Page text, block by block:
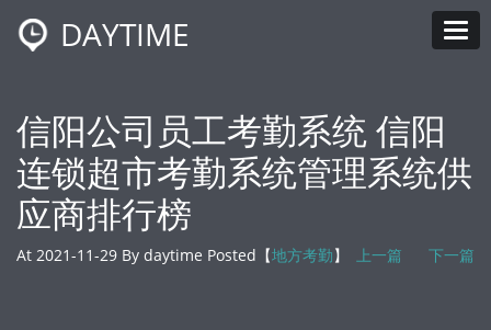
DAYTIME
信阳公司员工考勤系统 信阳
连锁超市考勤系统管理系统供
应商排行榜
At 2021-11-29 By daytime Posted【地方考勤】 上一篇 下一篇